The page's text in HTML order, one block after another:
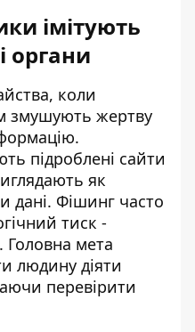
імітують
органи
коли
змушують жертву
підроблені сайти
як
дані. Фішинг часто
тиск -
Головна мета
людину діяти
перевірити